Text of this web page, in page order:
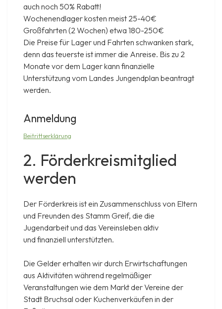
auch noch 50% Rabatt!
Wochenendlager kosten meist 25-40€
Großfahrten (2 Wochen) etwa 180-250€
Die Preise für Lager und Fahrten schwanken stark,
denn das teuerste ist immer die Anreise. Bis zu 2
Monate vor dem Lager kann finanzielle
Unterstützung vom Landes Jungendplan beantragt
werden.
Anmeldung
Beitrittserklärung
2. Förderkreismitglied
werden
Der Förderkreis ist ein Zusammenschluss von Eltern
und Freunden des Stamm Greif, die die
Jugendarbeit und das Vereinsleben aktiv
und finanziell unterstützten.
Die Gelder erhalten wir durch Erwirtschaftungen
aus Aktivitäten während regelmäßiger
Veranstaltungen wie dem Markt der Vereine der
Stadt Bruchsal oder Kuchenverkäufen in der